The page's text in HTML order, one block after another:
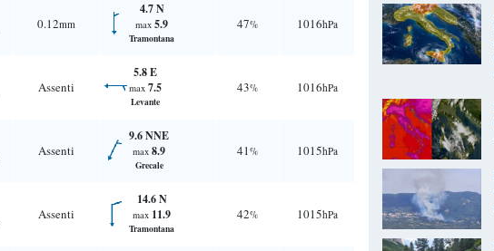
0.12mm
4.7 N
max 5.9
Tramontana
47% 1016hPa
Assenti
5.8 E
max 7.5
Levante
43% 1016hPa
Assenti
9.6 NNE
max 8.9
Grecale
41% 1015hPa
Assenti
14.6 N
max 11.9
Tramontana
42% 1015hPa